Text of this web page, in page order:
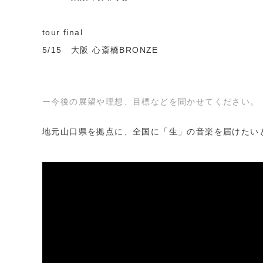
tour final
5/15 大阪 心斎橋BRONZE
ー今後の展望や理想、目標などを聞かせてください。
地元山口県を拠点に、全国に「生」の音楽を届けたい